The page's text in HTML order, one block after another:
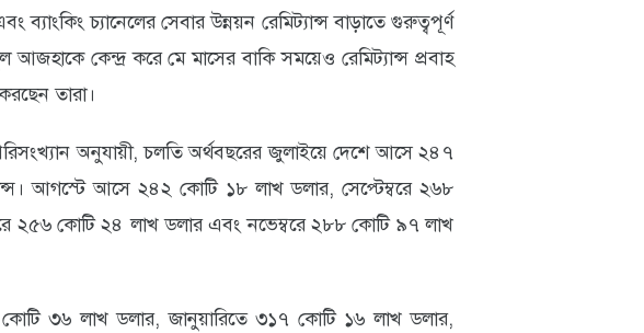
ব্যাংকিং চ্যানেলের সেবার উন্নয়ন রেমিট্যান্স বাড়াতে গুরুত্বপূর্ণ
আজহাকে কেন্দ্র করে মে মাসের বাকি সময়েও রেমিট্যান্স প্রবাহ
তারা।
পরিসংখ্যান অনুযায়ী, চলতি অর্থবছরের জুলাইয়ে দেশে আসে ২৪৭
আগস্টে আসে ২৪২ কোটি ১৮ লাখ ডলার, সেপ্টেম্বরে ২৬৮
২৫৬ কোটি ২৪ লাখ ডলার এবং নভেম্বরে ২৮৮ কোটি ৯৭ লাখ
৩৬ লাখ ডলার, জানুয়ারিতে ৩১৭ কোটি ১৬ লাখ ডলার,